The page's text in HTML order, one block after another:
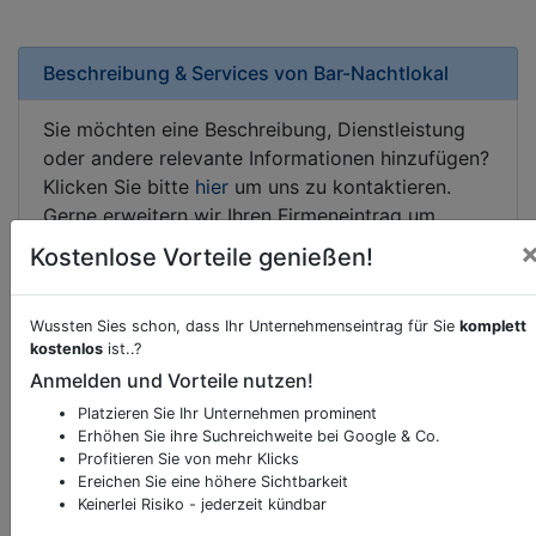
Beschreibung & Services von Bar-Nachtlokal
Sie möchten eine Beschreibung, Dienstleistung
oder andere relevante Informationen hinzufügen?
Klicken Sie bitte hier um uns zu kontaktieren.
Gerne erweitern wir Ihren Firmeneintrag um
Sonderangebote odere besondere Services, die
Ihr Unternehmen anbietet und womit Sie sich von
Ihren Wettbewerbern abheben.
Kartenansicht Pollheimerstraße 5in
Kostenlose Vorteile genießen!
Wussten Sies schon, dass Ihr Unternehmenseintrag für Sie komplett
kostenlos ist..?
Anmelden und Vorteile nutzen!
Platzieren Sie Ihr Unternehmen prominent
Erhöhen Sie ihre Suchreichweite bei Google & Co.
Profitieren Sie von mehr Klicks
Ereichen Sie eine höhere Sichtbarkeit
Keinerlei Risiko - jederzeit kündbar